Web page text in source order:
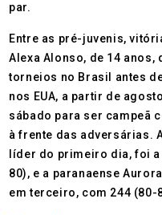
par.
Entre as pré-juvenis,
Alexa Alonso, de 14
torneios no Brasil antes
nos EUA, a partir de
sábado para ser campeã
à frente das adversárias.
líder do primeiro dia, foi
80), e a paranaense
em terceiro, com 244 (80-